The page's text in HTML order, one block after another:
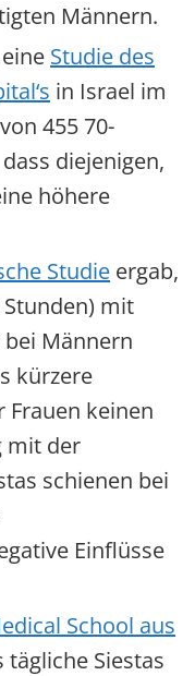
Männern.
Studie des
in Israel im
455 70-
diejenigen,
höhere
Studie ergab,
Stunden) mit
Männern
kürzere
Frauen keinen
mit der
schienen bei
Einflüsse
School aus
tägliche Siestas